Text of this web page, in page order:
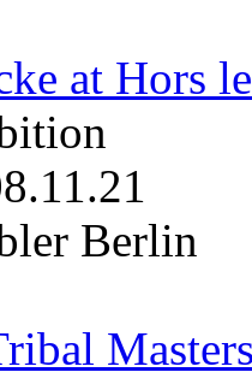
at Hors
Berlin